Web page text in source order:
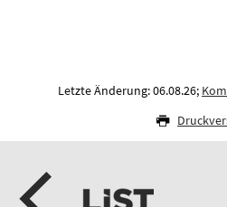
Letzte Änderung: 06.08.26;